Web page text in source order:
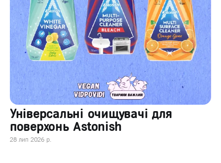
Універсальні очищувачі для
поверхонь Astonish
28 лип 2026 р.